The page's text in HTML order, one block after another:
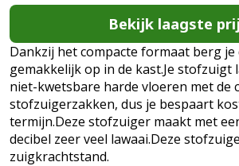
Bekijk laagste
Dankzij het compacte formaat berg
gemakkelijk op in de kast.Je
niet-kwetsbare harde vloeren met de
stofzuigerzakken, dus je bespaart
termijn.Deze stofzuiger maakt met
decibel zeer veel lawaai.Deze
zuigkrachtstand.